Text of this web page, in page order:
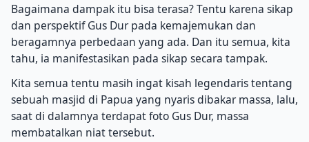
Bagaimana dampak itu bisa terasa? Tentu karena sikap
dan perspektif Gus Dur pada kemajemukan dan
beragamnya perbedaan yang ada. Dan itu semua, kita
tahu, ia manifestasikan pada sikap secara tampak.
Kita semua tentu masih ingat kisah legendaris tentang
sebuah masjid di Papua yang nyaris dibakar massa, lalu,
saat di dalamnya terdapat foto Gus Dur, massa
membatalkan niat tersebut.